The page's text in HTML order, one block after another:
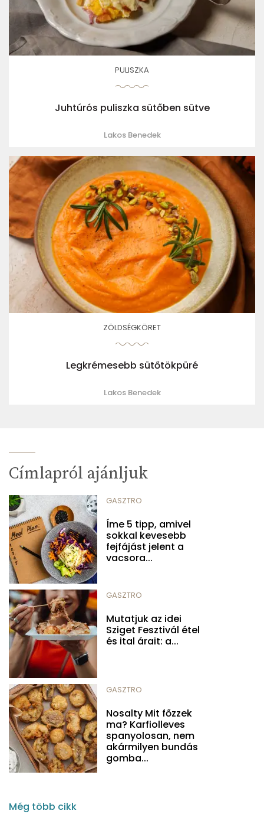
PULISZKA
Juhtúrós puliszka sütőben sütve
Lakos Benedek
ZÖLDSÉGKÖRET
Legkrémesebb sütőtökpüré
Lakos Benedek
Címlapról ajánljuk
GASZTRO
Íme 5 tipp, amivel
sokkal kevesebb
fejfájást jelent a
vacsora...
GASZTRO
Mutatjuk az idei
Sziget Fesztivál étel
és ital árait: a...
GASZTRO
Nosalty Mit főzzek
ma? Karfiolleves
spanyolosan, nem
akármilyen bundás
gomba...
Még több cikk